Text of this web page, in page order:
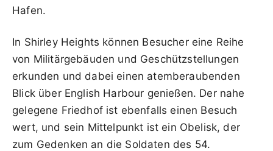
Hafen.
In Shirley Heights können Besucher eine Reihe
von Militärgebäuden und Geschützstellungen
erkunden und dabei einen atemberaubenden
Blick über English Harbour genießen. Der nahe
gelegene Friedhof ist ebenfalls einen Besuch
wert, und sein Mittelpunkt ist ein Obelisk, der
zum Gedenken an die Soldaten des 54.